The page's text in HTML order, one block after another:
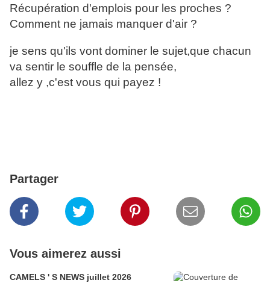
Récupération d'emplois pour les proches ?
Comment ne jamais manquer d'air ?
je sens qu'ils vont dominer le sujet,que chacun
va sentir le souffle de la pensée,
allez y ,c'est vous qui payez !
Partager
Vous aimerez aussi
CAMELS ' S NEWS juillet 2026